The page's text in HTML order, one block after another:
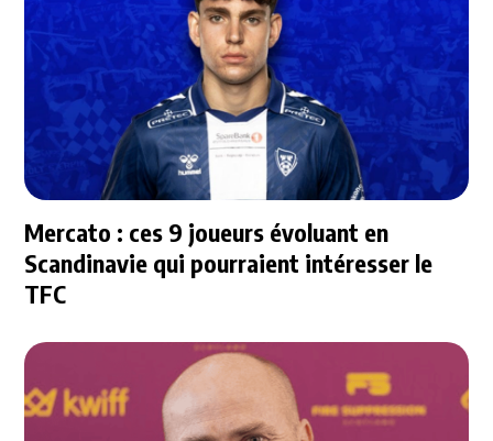
Mercato : ces 9 joueurs évoluant en
Scandinavie qui pourraient intéresser le
TFC